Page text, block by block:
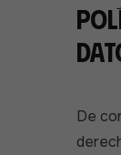
De